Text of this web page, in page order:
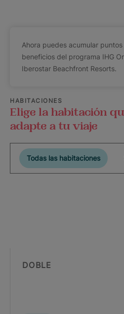
Ahora puedes acumular
beneficios del programa IHG
Iberostar Beachfront Resorts.
HABITACIONES
Elige la habitación
adapte a tu viaje
Todas las habitaciones
DOBLE